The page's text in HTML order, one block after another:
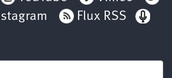
Flux RSS